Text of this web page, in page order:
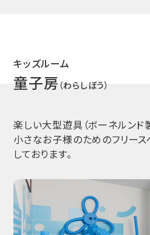
キッズルーム
童子房 （わらしぼう）
楽しい大型遊具（ボーネルンド
小さなお子様のためのフリース
しております。